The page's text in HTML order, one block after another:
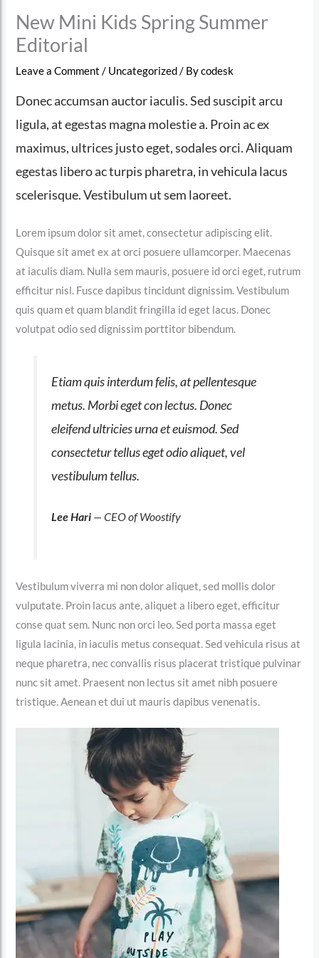
New Mini Kids Spring Summer
Editorial
Leave a Comment / Uncategorized/ Bycodesk
Donec accumsan auctor iaculis. Sed suscipit arcu
ligula, at egestas magna molestie a. Proin ac ex
maximus, ultrices justo eget, sodales orci. Aliquam
egestas libero ac turpis pharetra, in vehicula lacus
scelerisque. Vestibulum ut sem laoreet.
Lorem ipsum dolor sit amet, consectetur adipiscing elit.
Quisque sit amet ex at orci posuere ullamcorper. Maecenas
at iaculis diam. Nulla sem mauris, posuere id orci eget, rutrum
efficitur nisl. Fusce dapibus tincidunt dignissim. Vestibulum
quis quam et quam blandit fringilla id eget lacus. Donec
volutpat odio sed dignissim porttitor bibendum.
Etiam quis interdum felis, at pellentesque
metus. Morbi eget con lectus. Donec
eleifend ultricies urna et euismod. Sed
consectetur tellus eget odio aliquet, vel
vestibulum tellus.
Lee Hari— CEO of Woostify
Vestibulum viverra mi non dolor aliquet, sed mollis dolor
vulputate. Proin lacus ante, aliquet a libero eget, efficitur
conse quat sem. Nunc non orci leo. Sed porta massa eget
ligula lacinia, in iaculis metus consequat. Sed vehicula risus at
neque pharetra, nec convallis risus placerat tristique pulvinar
nunc sit amet. Praesent non lectus sit amet nibh posuere
tristique. Aenean et dui ut mauris dapibus venenatis.